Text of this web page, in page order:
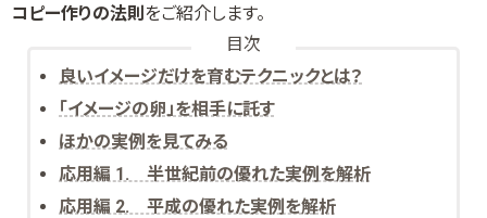
コピー作りの法則 をご紹介します。
目次
良いイメージだけを育むテクニックとは？
「イメージの卵」を相手に託す
ほかの実例を見てみる
応用編 1. 半世紀前の優れた実例を解析
応用編 2. 平成の優れた実例を解析